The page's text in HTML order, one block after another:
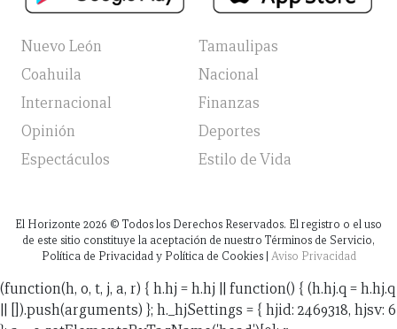
Nuevo León
Tamaulipas
Coahuila
Nacional
Internacional
Finanzas
Opinión
Deportes
Espectáculos
Estilo de Vida
El Horizonte 2026 © Todos los Derechos Reservados. El registro o el uso
de este sitio constituye la aceptación de nuestro Términos de Servicio,
Política de Privacidad y Política de Cookies | Aviso Privacidad
(function(h, o, t, j, a, r) { h.hj = h.hj || function() { (h.hj.q = h.hj.q
|| []).push(arguments) }; h._hjSettings = { hjid: 2469318, hjsv: 6